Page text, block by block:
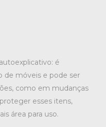
é
de móveis e pode ser
como em mudanças
esses itens,
área para uso.